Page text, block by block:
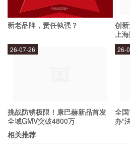
第一，POS机本身的购买
的POS机价格不同；
第三，根据不同的服务商和
一定的保证金或者手续费；
新老品牌，责任孰强？
创
上
麦”
挑战防锈极限！康巴赫新品首发
全域GMV突破4800万
26-07-26
全
办“
26-
相关推荐